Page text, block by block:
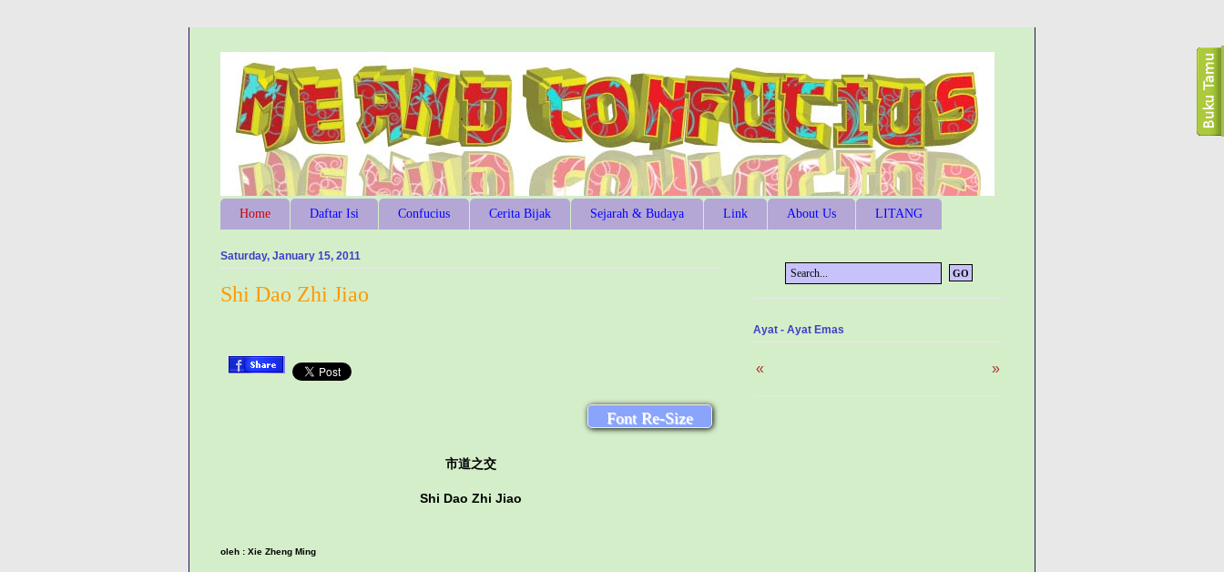
Home Daftar Isi Confucius Cerita Bijak Sejarah & Budaya Link About Us LITANG
Saturday, January 15, 2011
Shi Dao Zhi Jiao
Font Re-Size
市道之交
Shi Dao Zhi Jiao
oleh : Xie Zheng Ming
Ayat - Ayat Emas
« »